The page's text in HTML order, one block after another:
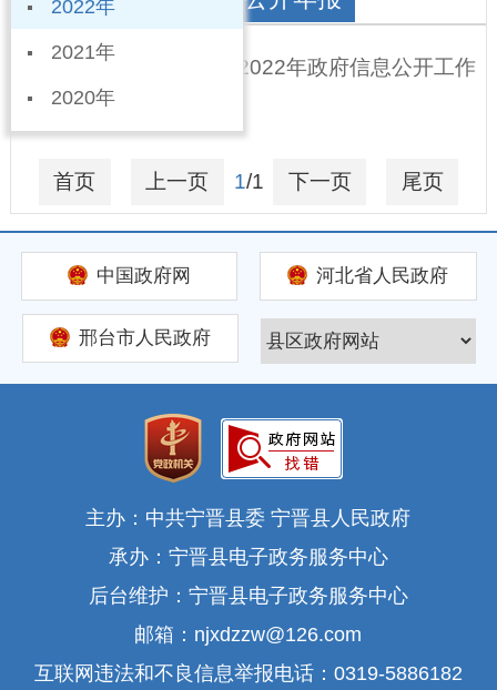
2022年
2021年
2020年
宁晋县宁东筹备办事处 2022年政府信息公开工作
年度报告 2023-01-11
首页 上一页 1/1 下一页 尾页
中国政府网 河北省人民政府
邢台市人民政府
主办：中共宁晋县委 宁晋县人民政府
承办：宁晋县电子政务服务中心
后台维护：宁晋县电子政务服务中心
邮箱：njxdzzw@126.com
互联网违法和不良信息举报电话：0319-5886182